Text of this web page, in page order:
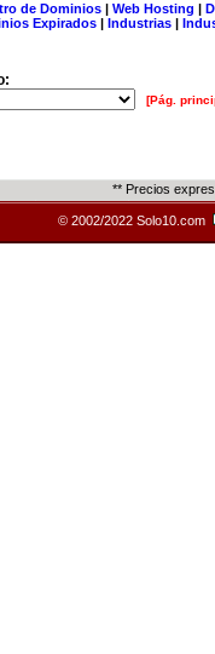
de Dominios| Web Hosting |
Expirados | Industrias |
[Pág.
** Precios
© 2002/2022 Solo10.com